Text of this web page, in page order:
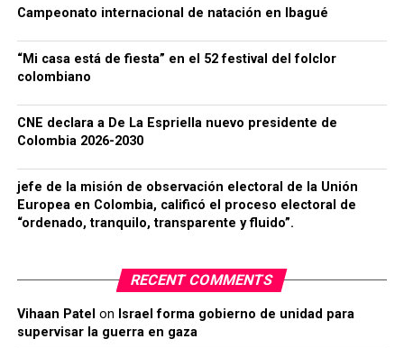
Campeonato internacional de natación en Ibagué
“Mi casa está de fiesta” en el 52 festival del folclor
colombiano
CNE declara a De La Espriella nuevo presidente de
Colombia 2026-2030
jefe de la misión de observación electoral de la Unión
Europea en Colombia, calificó el proceso electoral de
“ordenado, tranquilo, transparente y fluido”.
RECENT COMMENTS
Vihaan Patel on Israel forma gobierno de unidad para
supervisar la guerra en gaza